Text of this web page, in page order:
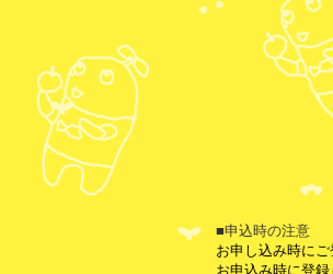
■申込時の注意
お申し込み時に
お申込み時に登